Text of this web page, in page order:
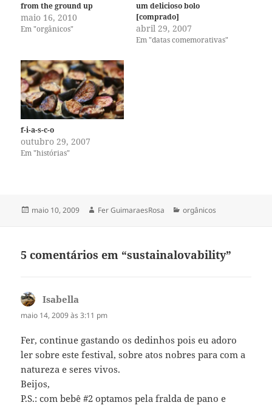
from the ground up
maio 16, 2010
Em "orgânicos"
um delicioso bolo
[comprado]
abril 29, 2007
Em "datas comemorativas"
f-i-a-s-c-o
outubro 29, 2007
Em "histórias"
Publicado
maio 10, 2009 Autor
Fer GuimaraesRosa Categorias
orgânicos
5 comentários em “sustainalovability”
Isabella
maio 14, 2009 às 3:11 pm
Fer, continue gastando os dedinhos pois eu adoro
ler sobre este festival, sobre atos nobres para com a
natureza e seres vivos.
Beijos,
P.S.: com bebê #2 optamos pela fralda de pano e